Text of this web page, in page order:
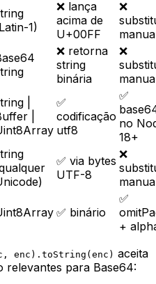
1)
❌ lança
acima de
U+00FF
❌
❌ retorna
string
binária
❌
|
|
✅
codificação
utf8
✅
no
18+
✅ via bytes
UTF-8
❌
✅ binário
✅
+
enc).toString(enc) aceita
relevantes para Base64: